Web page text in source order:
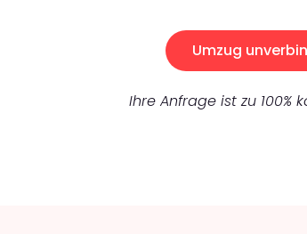
Umzug
Ihre Anfrage ist zu 100%